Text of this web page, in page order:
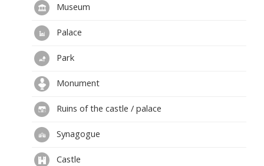
Museum
Palace
Park
Monument
Ruins of the castle / palace
Synagogue
Castle